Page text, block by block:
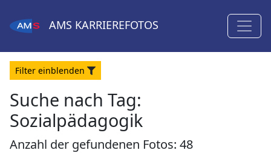
AMS KARRIEREFOTOS
Filter einblenden
Suche nach Tag:
Sozialpädagogik
Anzahl der gefundenen Fotos: 48